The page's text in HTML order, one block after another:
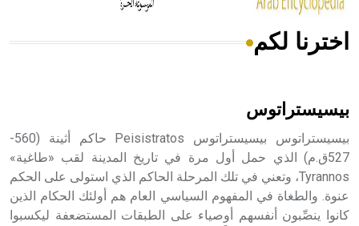
هل تعلم أن الأبسيد كلمة فرنسية اللفظ تم اعتمادها مصطلحاً
- هل تعلم أن أبجر Abgar اسم معروف جيداً يعود إلى عدد من
الملوك الذين حكموا مدينة إديسا (الرها) من أبجر الأول وحتى
التاسع، وهم ينتسبون إلى أسرة أوسروين
اخترنا لكم
بيسيستراتوس
بيسيستراتوس بيسيستراتوس Peisistratos حاكم أثينة (560-
527ق.م) الذي حمل أول مرة في تاريخ المدينة لقب «طاغية»
Tyrannos، وتعني في تلك المرحلة الحاكم الذي استولى على الحكم
عنوة. والطغاة في المفهوم السياسي العام هم أولئك الحكام الذين
كانوا ينصِّبون أنفسهم أوصياء على الطبقات المستضعفة ليكسبوا